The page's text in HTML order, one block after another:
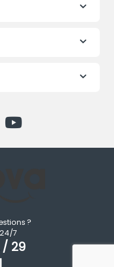
?
7
/ 29